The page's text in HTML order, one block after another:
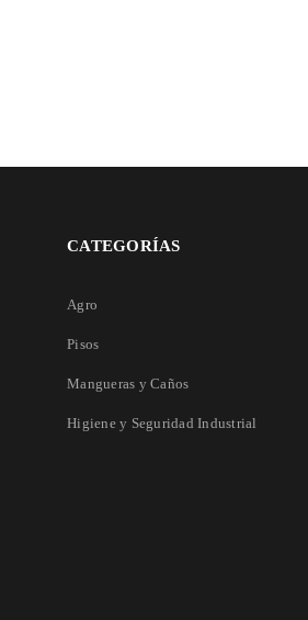
CATEGORÍAS
Agro
Pisos
Mangueras y Caños
Higiene y Seguridad Industrial